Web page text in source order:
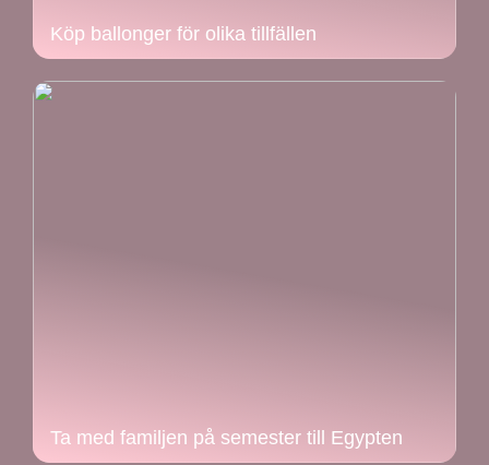
Köp ballonger för olika tillfällen
Ta med familjen på semester till Egypten